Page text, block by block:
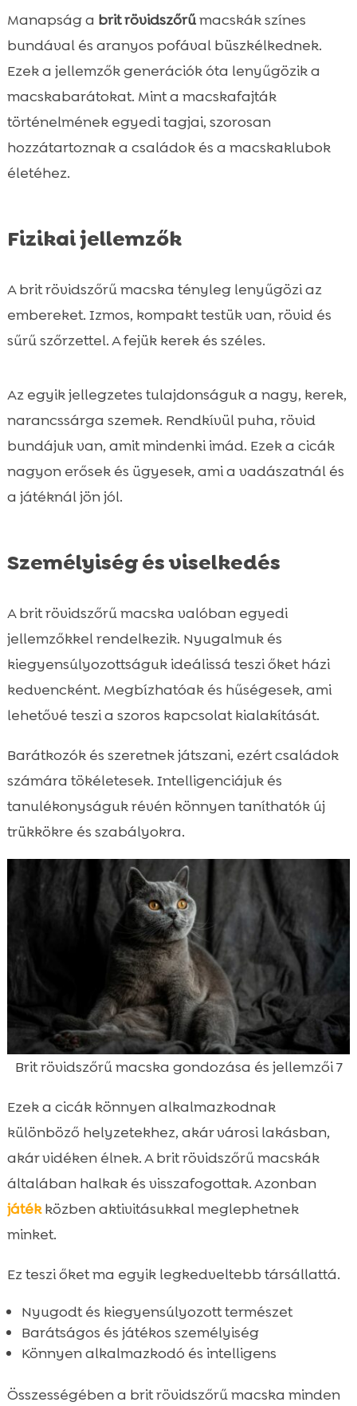
Manapság a brit rövidszőrűmacskák színes
bundával és aranyos pofával büszkélkednek.
Ezek a jellemzők generációk óta lenyűgözik a
macskabarátokat. Mint a macskafajták
történelmének egyedi tagjai, szorosan
hozzátartoznak a családok és a macskaklubok
életéhez.
Fizikai jellemzők
A brit rövidszőrű macska tényleg lenyűgözi az
embereket. Izmos, kompakt testük van, rövid és
sűrű szőrzettel. A fejük kerek és széles.
Az egyik jellegzetes tulajdonságuk a nagy, kerek,
narancssárga szemek. Rendkívül puha, rövid
bundájuk van, amit mindenki imád. Ezek a cicák
nagyon erősek és ügyesek, ami a vadászatnál és
a játéknál jön jól.
Személyiség és viselkedés
A brit rövidszőrű macska valóban egyedi
jellemzőkkel rendelkezik. Nyugalmuk és
kiegyensúlyozottságuk ideálissá teszi őket házi
kedvencként. Megbízhatóak és hűségesek, ami
lehetővé teszi a szoros kapcsolat kialakítását.
Barátkozók és szeretnek játszani, ezért családok
számára tökéletesek. Intelligenciájuk és
tanulékonyságuk révén könnyen taníthatók új
trükkökre és szabályokra.
Brit rövidszőrű macska gondozása és jellemzői 7
Ezek a cicák könnyen alkalmazkodnak
különböző helyzetekhez, akár városi lakásban,
akár vidéken élnek. A brit rövidszőrű macskák
általában halkak és visszafogottak. Azonban
játékközben aktivitásukkal meglephetnek
minket.
Ez teszi őket ma egyik legkedveltebb társállattá.
Nyugodt és kiegyensúlyozott természet
Barátságos és játékos személyiség
Könnyen alkalmazkodó és intelligens
Összességében a brit rövidszőrű macska minden